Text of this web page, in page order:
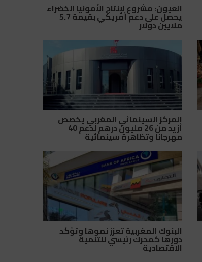
العيون: مشروع لإنتاج الأمونيا الخضراء
يحصل على دعم أمريكي بقيمة 5.7
ملايين دولار
المركز السينمائي المغربي يخصص
أزيد من 26 مليون درهم لدعم 40
مهرجانا وتظاهرة سينمائية
البنوك المغربية تعزز نموها وتؤكد
دورها كمحرك رئيسي للتنمية
الاقتصادية